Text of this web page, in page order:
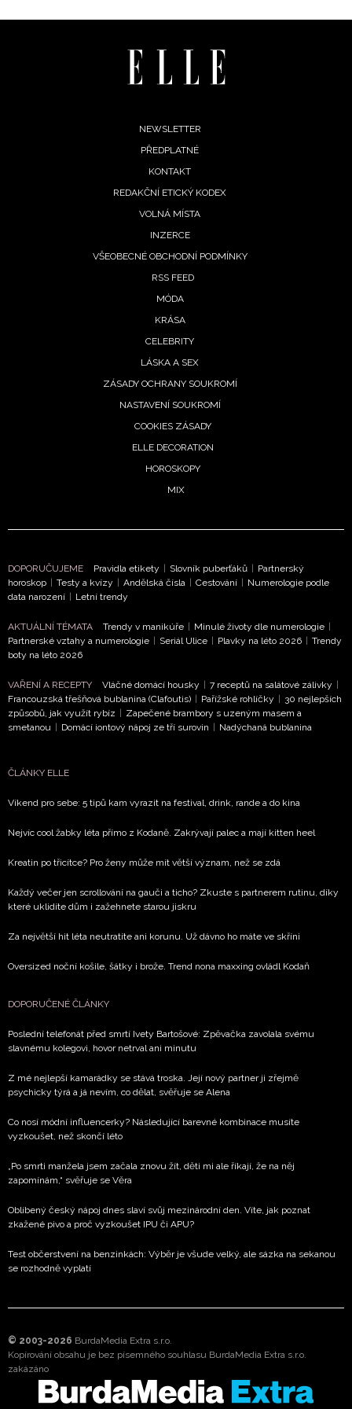
zpracováním údajů k tomuto účelu podleZásad ochrany
NEWSLETTER
PŘEDPLATNÉ
KONTAKT
REDAKČNÍ ETICKÝ KODEX
VOLNÁ MÍSTA
INZERCE
VŠEOBECNÉ OBCHODNÍ PODMÍNKY
RSS FEED
MÓDA
KRÁSA
CELEBRITY
LÁSKA A SEX
ZÁSADY OCHRANY SOUKROMÍ
NASTAVENÍ SOUKROMÍ
COOKIES ZÁSADY
ELLE DECORATION
HOROSKOPY
MIX
DOPORUČUJEME Pravidla etikety | Slovník puberťáků | Partnerský
horoskop | Testy a kvízy | Andělská čísla | Cestování | Numerologie podle
data narození | Letní trendy
AKTUÁLNÍ TÉMATA Trendy v manikúře | Minulé životy dle numerologie |
Partnerské vztahy a numerologie | Seriál Ulice | Plavky na léto 2026 | Trendy
boty na léto 2026
VAŘENÍ A RECEPTY Vláčné domácí housky | 7 receptů na salátové zálivky |
Francouzská třešňová bublanina (Clafoutis) | Pařížské rohlíčky | 30 nejlepších
způsobů, jak využít rybíz | Zapečené brambory s uzeným masem a
smetanou | Domácí iontový nápoj ze tří surovin | Nadýchaná bublanina
ČLÁNKY ELLE
Víkend pro sebe: 5 tipů kam vyrazit na festival, drink, rande a do kina
Nejvíc cool žabky léta přímo z Kodaně. Zakrývají palec a mají kitten heel
Kreatin po třicítce? Pro ženy může mít větší význam, než se zdá
Každý večer jen scrollování na gauči a ticho? Zkuste s partnerem rutinu, díky
které uklidíte dům i zažehnete starou jiskru
Za největší hit léta neutratíte ani korunu. Už dávno ho máte ve skříni
Oversized noční košile, šátky i brože. Trend nona maxxing ovládl Kodaň
DOPORUČENÉ ČLÁNKY
Poslední telefonát před smrtí Ivety Bartošové: Zpěvačka zavolala svému
slavnému kolegovi, hovor netrval ani minutu
Z mé nejlepší kamarádky se stává troska. Její nový partner ji zřejmě
psychicky týrá a já nevím, co dělat, svěřuje se Alena
Co nosí módní influencerky? Následující barevné kombinace musíte
vyzkoušet, než skončí léto
„Po smrti manžela jsem začala znovu žít, děti mi ale říkají, že na něj
zapomínám,“ svěřuje se Věra
Oblíbený český nápoj dnes slaví svůj mezinárodní den. Víte, jak poznat
zkažené pivo a proč vyzkoušet IPU či APU?
Test občerstvení na benzinkách: Výběr je všude velký, ale sázka na sekanou
se rozhodně vyplatí
© 2003-2026 BurdaMedia Extra s.r.o.
Kopírování obsahu je bez písemného souhlasu BurdaMedia Extra s.r.o.
zakázáno